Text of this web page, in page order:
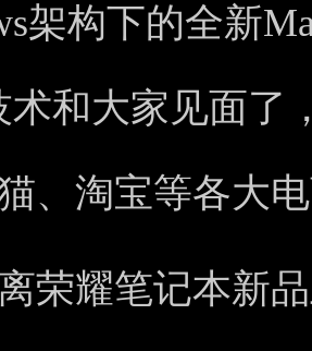
架构下的全新
术和大家见面了
、淘宝等各大
荣耀笔记本新